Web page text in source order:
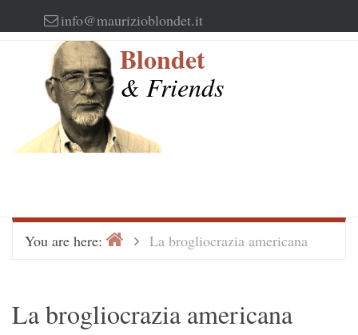
to
info@maurizioblondet.it
Blondet
& Friends
You are here: HomeLa brogliocrazia americana
La brogliocrazia americana